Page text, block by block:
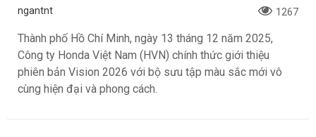
ngantnt 1267
Thành phố Hồ Chí Minh, ngày 13 tháng 12 năm 2025,
Công ty Honda Việt Nam (HVN) chính thức giới thiệu
phiên bản Vision 2026 với bộ sưu tập màu sắc mới vô
cùng hiện đại và phong cách.